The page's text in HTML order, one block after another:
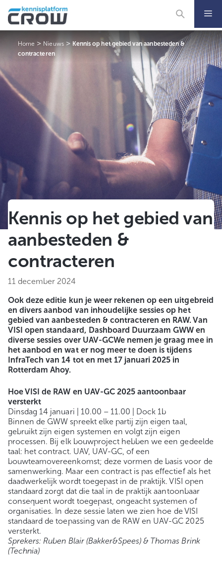
naar
de
inhoud
Home > Nieuws>Kennis op het gebied van aanbesteden &
contracteren
Kennis op het gebied van
aanbesteden &
contracteren
11 december 2024
Ook deze editie kun je weer rekenen op een uitgebreid
en divers aanbod van inhoudelijke sessies op het
gebied van aanbesteden & contracteren en RAW. Van
VISI open standaard, Dashboard Duurzaam GWW en
diverse sessies over UAV-GCWe nemen je graag mee in
het aanbod en wat er nog meer te doen is tijdens
InfraTech van 14 tot en met 17 januari 2025 in
Rotterdam Ahoy.
Hoe VISI de RAW en UAV-GC 2025 aantoonbaar
versterkt
Dinsdag 14 januari | 10.00 – 11.00 | Dock 1b
Binnen de GWW spreekt elke partij zijn eigen taal,
gebruikt zijn eigen systemen en volgt zijn eigen
processen. Bij elk bouwproject hebben we een gedeelde
taal: het contract. UAV, UAV-GC, of een
bouwteamovereenkomst; deze vormen de basis voor de
samenwerking. Maar een contract is pas effectief als het
daadwerkelijk wordt toegepast in de praktijk. VISI open
standaard zorgt dat die taal in de praktijk aantoonbaar
consequent wordt toegepast, ongeacht systemen of
organisaties. In deze sessie laten we zien hoe de VISI
standaard de toepassing van de RAW en UAV-GC 2025
versterkt.
Sprekers: Ruben Blair (Bakker&Spees) & Thomas Brink
(Technia)